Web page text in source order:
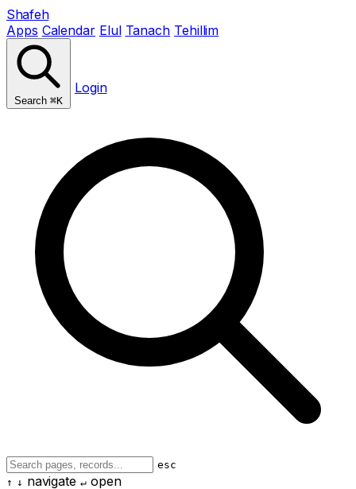
Shafeh
Apps Calendar Elul Tanach Tehillim
Search ⌘K
Login
esc
↑ ↓ navigate ↵open